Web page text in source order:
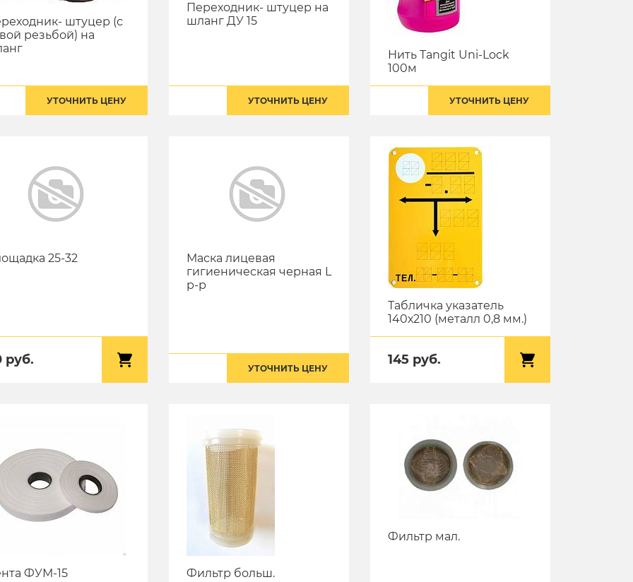
штуцер (с
резьбой) на
УТОЧНИТЬ ЦЕНУ
Переходник- штуцер на
шланг ДУ 15
УТОЧНИТЬ ЦЕНУ
Нить Tangit Uni-Lock
100м
УТОЧНИТЬ ЦЕНУ
25-32
руб.
Маска лицевая
гигиеническая черная L
р-р
УТОЧНИТЬ ЦЕНУ
Табличка указатель
140х210 (металл 0,8 мм.)
145 руб.
ФУМ-15 Фильтр больш.
Фильтр мал.